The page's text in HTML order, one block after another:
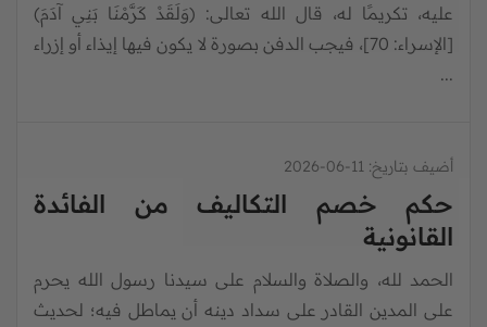
عليه، تكريمًا له، قال الله تعالى: (وَلَقَدْ كَرَّمْنَا بَنِي آدَمَ)
[الإسراء: 70]، فيجب الدفن بصورة لا يكون فيها إيذاء أو إزراء
...
أضيف بتاريخ: 11-06-2026
حكم خصم التكاليف من الفائدة
القانونية
الحمد لله، والصلاة والسلام على سيدنا رسول الله يحرم
على المدين القادر على سداد دينه أن يماطل فيه؛ لحديث